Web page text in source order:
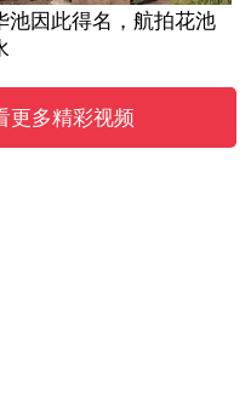
池因此得名，航拍花池
更多精彩视频